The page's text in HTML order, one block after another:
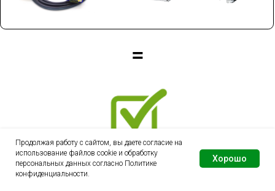
=
96S100
Продолжая работу с сайтом, вы даете согласие на
использование файлов cookie и обработку
персональных данных согласно Политике
конфиденциальности.
Хорошо